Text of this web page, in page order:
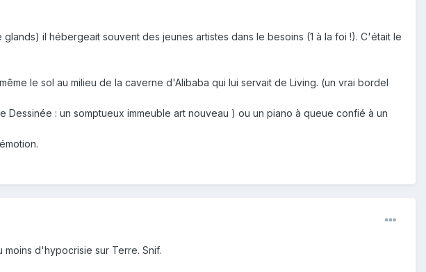
il hébergeait souvent des jeunes artistes dans le besoins (1 à la foi !). C'était le
le sol au milieu de la caverne d'Alibaba qui lui servait de Living. (un vrai bordel
Dessinée : un somptueux immeuble art nouveau ) ou un piano à queue confié à un
moins d'hypocrisie sur Terre. Snif.